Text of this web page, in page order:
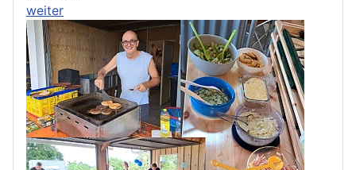
weiter